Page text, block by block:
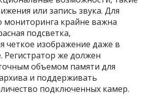
или запись звука. Для
мониторинга крайне важна
подсветка,
четкое изображение даже в
Регистратор же должен
объемом памяти для
и поддерживать
подключенных камер.